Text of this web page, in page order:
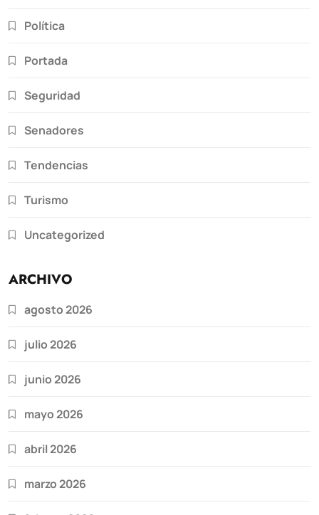
Política
Portada
Seguridad
Senadores
Tendencias
Turismo
Uncategorized
ARCHIVO
agosto 2026
julio 2026
junio 2026
mayo 2026
abril 2026
marzo 2026